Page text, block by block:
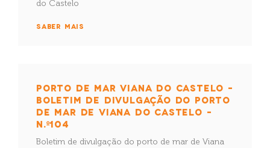
do Castelo
SABER MAIS
PORTO DE MAR VIANA DO CASTELO –
BOLETIM DE DIVULGAÇÃO DO PORTO
DE MAR DE VIANA DO CASTELO –
N.º104
Boletim de divulgação do porto de mar de Viana